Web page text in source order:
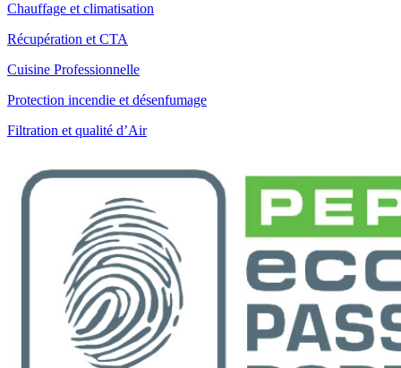
Chauffage et climatisation
Récupération et CTA
Cuisine Professionnelle
Protection incendie et désenfumage
Filtration et qualité d’Air